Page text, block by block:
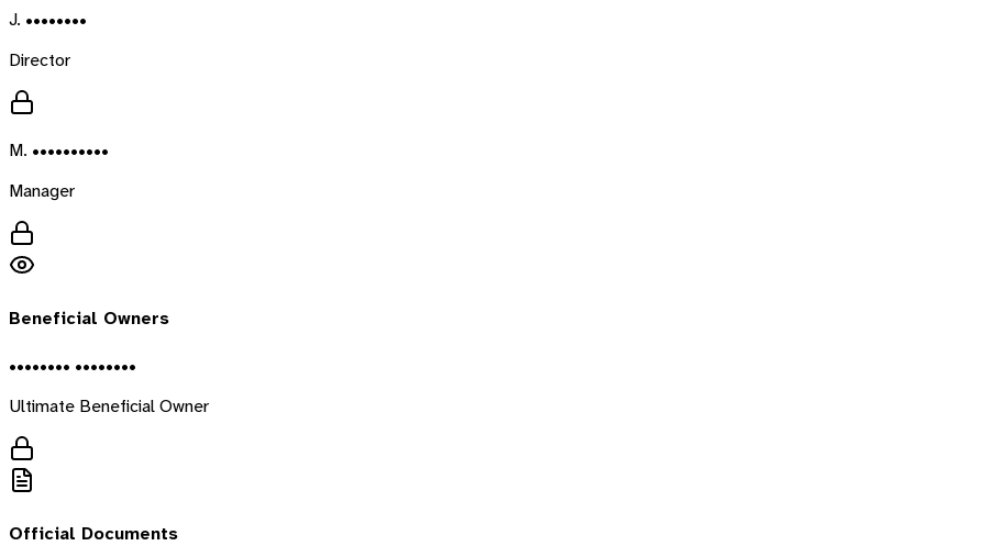
J. ••••••••
Director
M. ••••••••••
Manager
Beneficial Owners
•••••••• ••••••••
Ultimate Beneficial Owner
Official Documents